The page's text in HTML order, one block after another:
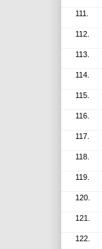
111.
112.
113.
114.
115.
116.
117.
118.
119.
120.
121.
122.